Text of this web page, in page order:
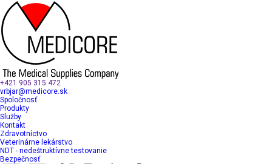
+421 905 315 472
vrbjar@medicore.sk
Spoločnosť
Produkty
Služby
Kontakt
Zdravotníctvo
Veterinárne lekárstvo
NDT - nedeštruktívne testovanie
Bezpečnosť